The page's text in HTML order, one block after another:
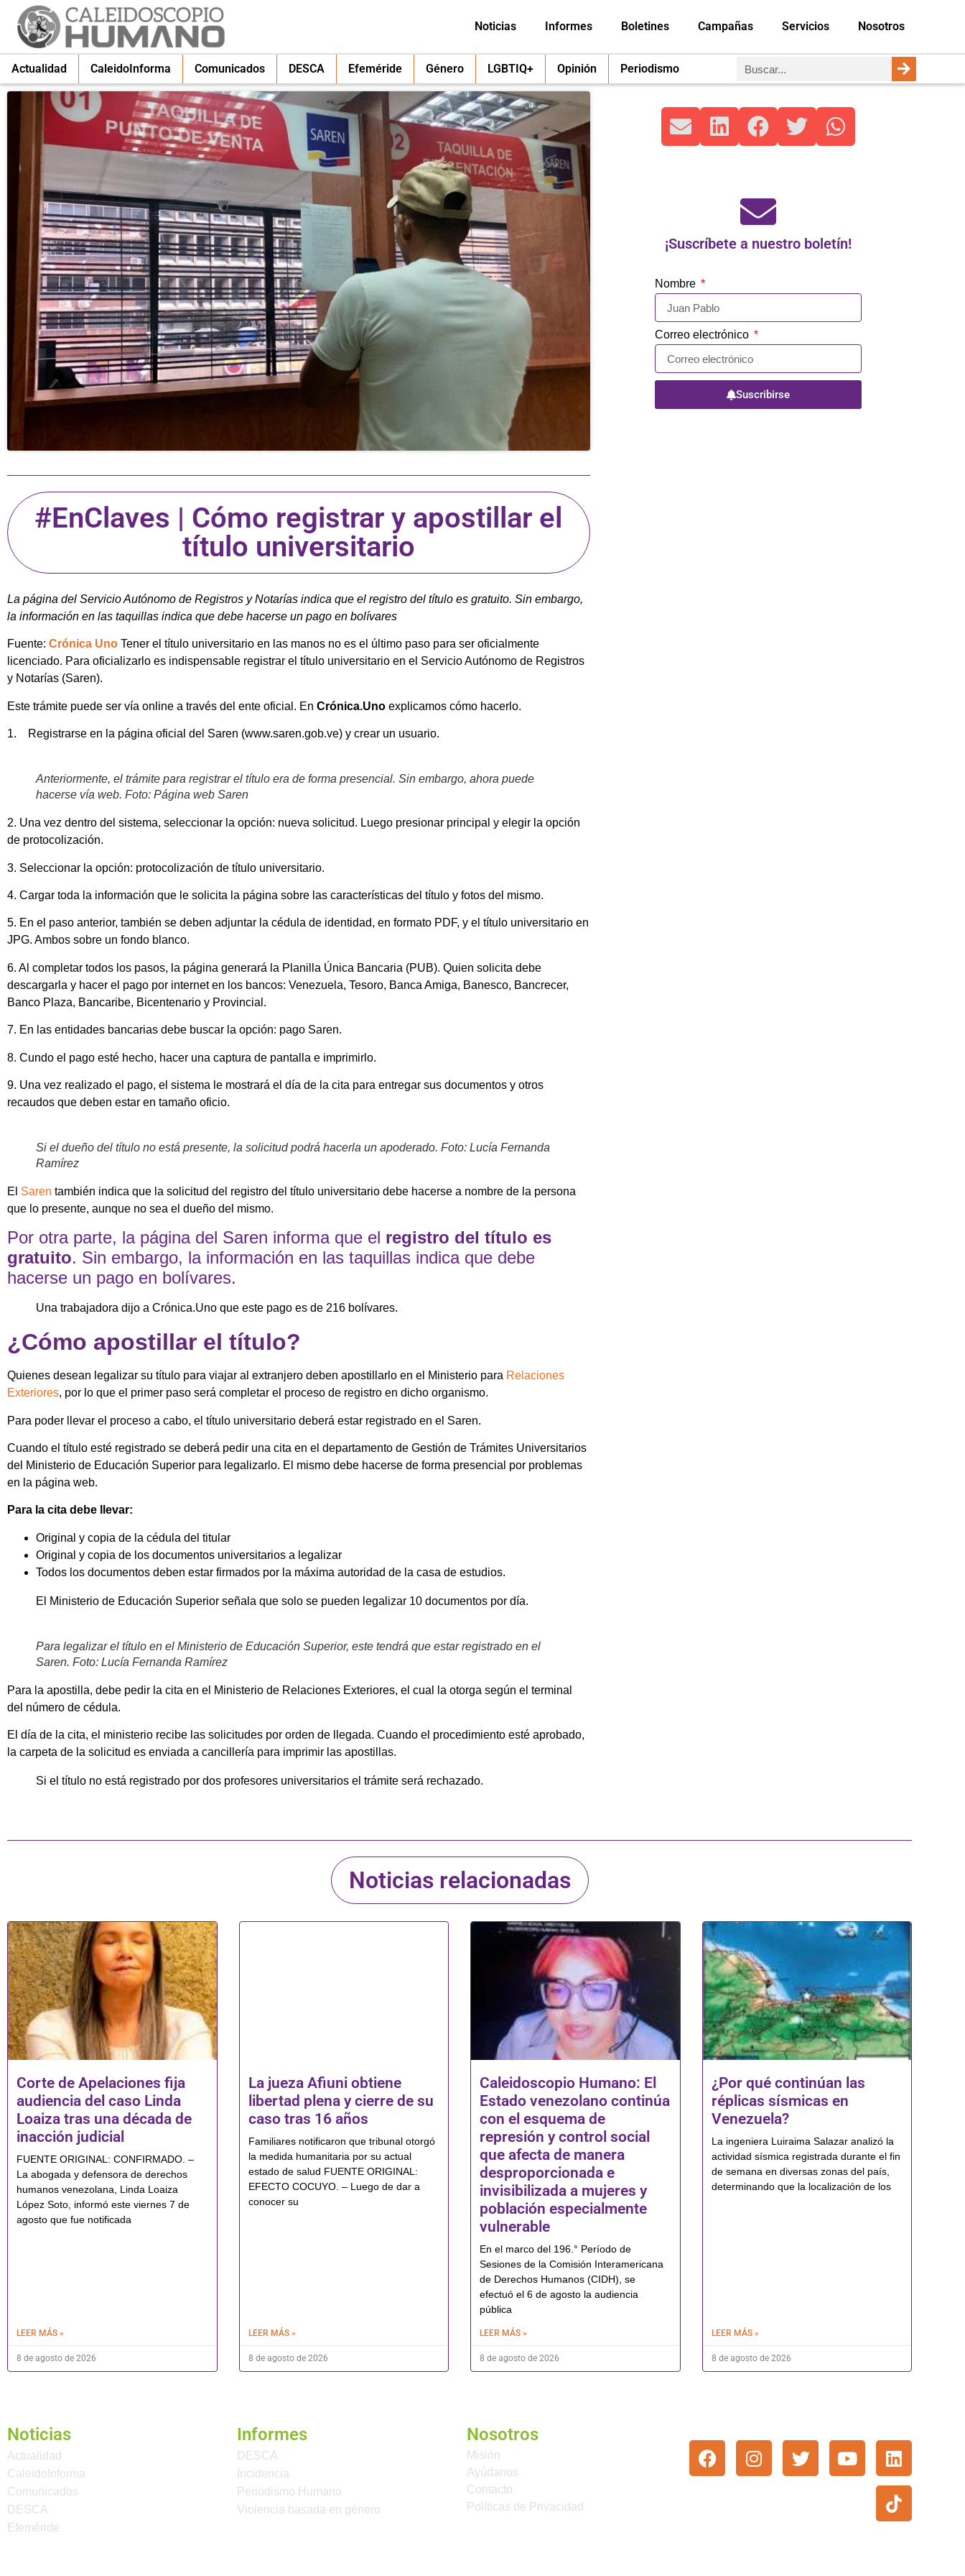
Noticias Informes Boletines Campañas Servicios Nosotros
Actualidad CaleidoInforma Comunicados DESCA Efeméride Género LGBTIQ+ Opinión Periodismo
#EnClaves | Cómo registrar y apostillar el
título universitario
La página del Servicio Autónomo de Registros y Notarías indica que el registro del título es gratuito. Sin embargo,
la información en las taquillas indica que debe hacerse un pago en bolívares
Fuente: Crónica Uno Tener el título universitario en las manos no es el último paso para ser oficialmente
licenciado. Para oficializarlo es indispensable registrar el título universitario en el Servicio Autónomo de Registros
y Notarías (Saren).
Este trámite puede ser vía online a través del ente oficial. En Crónica.Uno explicamos cómo hacerlo.
1. Registrarse en la página oficial del Saren (www.saren.gob.ve) y crear un usuario.
Anteriormente, el trámite para registrar el título era de forma presencial. Sin embargo, ahora puede
hacerse vía web. Foto: Página web Saren
2. Una vez dentro del sistema, seleccionar la opción: nueva solicitud. Luego presionar principal y elegir la opción
de protocolización.
3. Seleccionar la opción: protocolización de título universitario.
4. Cargar toda la información que le solicita la página sobre las características del título y fotos del mismo.
5. En el paso anterior, también se deben adjuntar la cédula de identidad, en formato PDF, y el título universitario en
JPG. Ambos sobre un fondo blanco.
6. Al completar todos los pasos, la página generará la Planilla Única Bancaria (PUB). Quien solicita debe
descargarla y hacer el pago por internet en los bancos: Venezuela, Tesoro, Banca Amiga, Banesco, Bancrecer,
Banco Plaza, Bancaribe, Bicentenario y Provincial.
7. En las entidades bancarias debe buscar la opción: pago Saren.
8. Cundo el pago esté hecho, hacer una captura de pantalla e imprimirlo.
9. Una vez realizado el pago, el sistema le mostrará el día de la cita para entregar sus documentos y otros
recaudos que deben estar en tamaño oficio.
Si el dueño del título no está presente, la solicitud podrá hacerla un apoderado. Foto: Lucía Fernanda
Ramírez
El Saren también indica que la solicitud del registro del título universitario debe hacerse a nombre de la persona
que lo presente, aunque no sea el dueño del mismo.
Por otra parte, la página del Saren informa que el registro del título es
gratuito. Sin embargo, la información en las taquillas indica que debe
hacerse un pago en bolívares.
Una trabajadora dijo a Crónica.Uno que este pago es de 216 bolívares.
¿Cómo apostillar el título?
Quienes desean legalizar su título para viajar al extranjero deben apostillarlo en el Ministerio para Relaciones
Exteriores, por lo que el primer paso será completar el proceso de registro en dicho organismo.
Para poder llevar el proceso a cabo, el título universitario deberá estar registrado en el Saren.
Cuando el título esté registrado se deberá pedir una cita en el departamento de Gestión de Trámites Universitarios
del Ministerio de Educación Superior para legalizarlo. El mismo debe hacerse de forma presencial por problemas
en la página web.
Para la cita debe llevar:
Original y copia de la cédula del titular
Original y copia de los documentos universitarios a legalizar
Todos los documentos deben estar firmados por la máxima autoridad de la casa de estudios.
El Ministerio de Educación Superior señala que solo se pueden legalizar 10 documentos por día.
Para legalizar el título en el Ministerio de Educación Superior, este tendrá que estar registrado en el
Saren. Foto: Lucía Fernanda Ramírez
Para la apostilla, debe pedir la cita en el Ministerio de Relaciones Exteriores, el cual la otorga según el terminal
del número de cédula.
El día de la cita, el ministerio recibe las solicitudes por orden de llegada. Cuando el procedimiento esté aprobado,
la carpeta de la solicitud es enviada a cancillería para imprimir las apostillas.
Si el título no está registrado por dos profesores universitarios el trámite será rechazado.
¡Suscríbete a nuestro boletín!
Nombre
Correo electrónico
Suscribirse
Noticias relacionadas
Corte de Apelaciones fija
audiencia del caso Linda
Loaiza tras una década de
inacción judicial
FUENTE ORIGINAL: CONFIRMADO. –
La abogada y defensora de derechos
humanos venezolana, Linda Loaiza
López Soto, informó este viernes 7 de
agosto que fue notificada
LEER MÁS »
8 de agosto de 2026
La jueza Afiuni obtiene
libertad plena y cierre de su
caso tras 16 años
Familiares notificaron que tribunal otorgó
la medida humanitaria por su actual
estado de salud FUENTE ORIGINAL:
EFECTO COCUYO. – Luego de dar a
conocer su
LEER MÁS »
8 de agosto de 2026
Caleidoscopio Humano: El
Estado venezolano continúa
con el esquema de
represión y control social
que afecta de manera
desproporcionada e
invisibilizada a mujeres y
población especialmente
vulnerable
En el marco del 196.° Período de
Sesiones de la Comisión Interamericana
de Derechos Humanos (CIDH), se
efectuó el 6 de agosto la audiencia
pública
LEER MÁS »
8 de agosto de 2026
¿Por qué continúan las
réplicas sísmicas en
Venezuela?
La ingeniera Luiraima Salazar analizó la
actividad sísmica registrada durante el fin
de semana en diversas zonas del país,
determinando que la localización de los
LEER MÁS »
8 de agosto de 2026
Noticias
Actualidad
CaleidoInforma
Comunicados
DESCA
Efeméride
Informes
DESCA
Incidencia
Periodismo Humano
Violencia basada en género
Nosotros
Misión
Ayúdanos
Contacto
Políticas de Privacidad